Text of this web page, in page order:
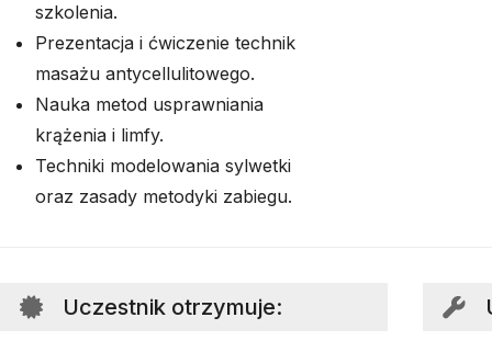
szkolenia.
Prezentacja i ćwiczenie technik
masażu antycellulitowego.
Nauka metod usprawniania
krążenia i limfy.
Techniki modelowania sylwetki
oraz zasady metodyki zabiegu.
Uczestnik otrzymuje: